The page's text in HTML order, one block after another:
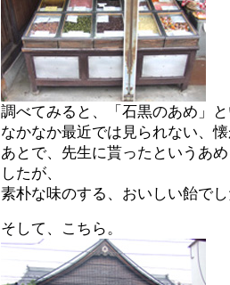
調べてみると、「石黒のあめ」
なかなか最近では見られない、
あとで、先生に貰ったというあ
したが、
素朴な味のする、おいしい飴で
そして、こちら。